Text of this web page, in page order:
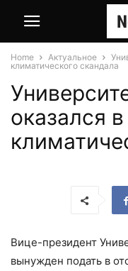
Home Актуальное
климатического скандала
оказался
Вице-президент
вынужден подать в